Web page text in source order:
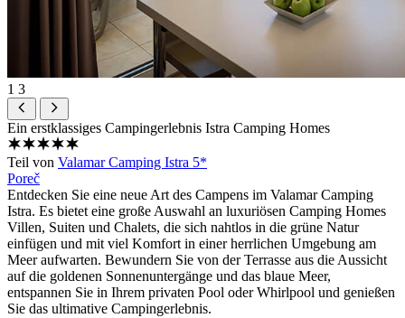
1 3
Ein erstklassiges Campingerlebnis Istra Camping Homes
Teil von Valamar Camping Istra 5*
Poreč
Entdecken Sie eine neue Art des Campens im Valamar Camping
Istra. Es bietet eine große Auswahl an luxuriösen Camping Homes
Villen, Suiten und Chalets, die sich nahtlos in die grüne Natur
einfügen und mit viel Komfort in einer herrlichen Umgebung am
Meer aufwarten. Bewundern Sie von der Terrasse aus die Aussicht
auf die goldenen Sonnenuntergänge und das blaue Meer,
entspannen Sie in Ihrem privaten Pool oder Whirlpool und genießen
Sie das ultimative Campingerlebnis.